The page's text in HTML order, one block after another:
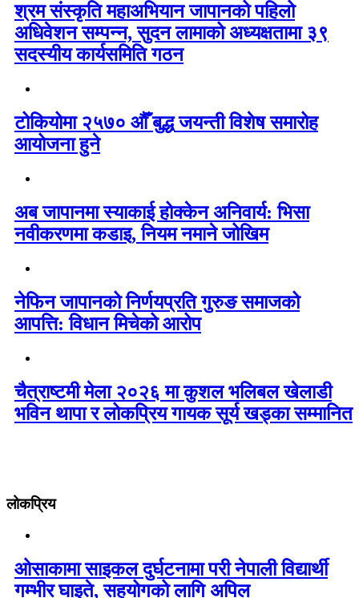
श्रम संस्कृति महाअभियान जापानको पहिलो
अधिवेशन सम्पन्न, सुदन लामाको अध्यक्षतामा ३९
सदस्यीय कार्यसमिति गठन
टोकियोमा २५७० औँ बुद्ध जयन्ती विशेष समारोह
आयोजना हुने
अब जापानमा स्याकाई होक्केन अनिवार्य: भिसा
नवीकरणमा कडाइ, नियम नमाने जोखिम
नेफिन जापानको निर्णयप्रति गुरुङ समाजको
आपत्ति: विधान मिचेको आरोप
चैत्राष्टमी मेला २०२६ मा कुशल भलिबल खेलाडी
भविन थापा र लोकप्रिय गायक सूर्य खड्का सम्मानित
लोकप्रिय
ओसाकामा साइकल दुर्घटनामा परी नेपाली विद्यार्थी
गम्भीर घाइते, सहयोगको लागि अपिल